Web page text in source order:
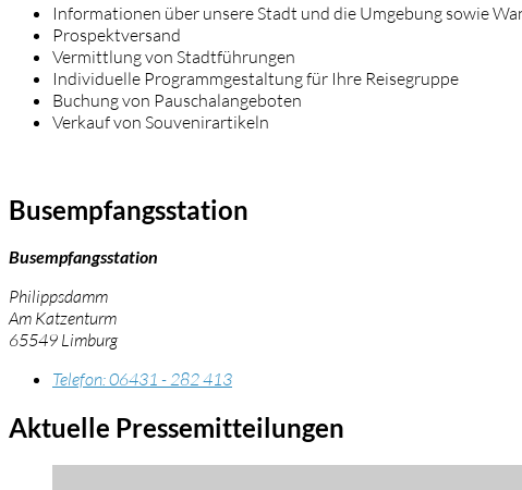
Informationen über unsere Stadt und die Umgebung sowie
Prospektversand
Vermittlung von Stadtführungen
Individuelle Programmgestaltung für Ihre Reisegruppe
Buchung von Pauschalangeboten
Verkauf von Souvenirartikeln
Busempfangsstation
Busempfangsstation
Philippsdamm
Am Katzenturm
65549 Limburg
Telefon:06431 - 282 413
Aktuelle Pressemitteilungen